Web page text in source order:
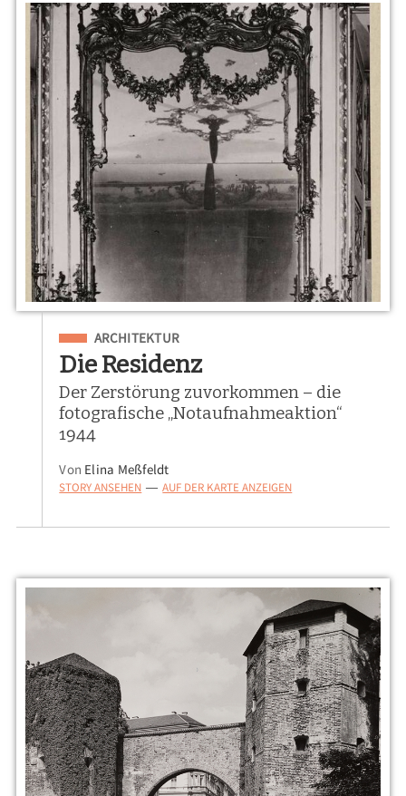
Eingeordnet unter
ARCHITEKTUR
Die Residenz
Der Zerstörung zuvorkommen – die
fotografische „Notaufnahmeaktion“
1944
Von Elina Meßfeldt
STORY ANSEHEN — AUF DER KARTE ANZEIGEN